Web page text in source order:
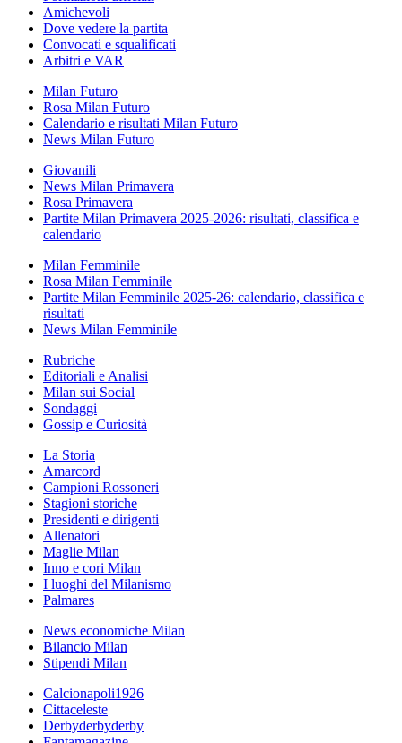
Amichevoli
Dove vedere la partita
Convocati e squalificati
Arbitri e VAR
Milan Futuro
Rosa Milan Futuro
Calendario e risultati Milan Futuro
News Milan Futuro
Giovanili
News Milan Primavera
Rosa Primavera
Partite Milan Primavera 2025-2026: risultati, classifica e
calendario
Milan Femminile
Rosa Milan Femminile
Partite Milan Femminile 2025-26: calendario, classifica e
risultati
News Milan Femminile
Rubriche
Editoriali e Analisi
Milan sui Social
Sondaggi
Gossip e Curiosità
La Storia
Amarcord
Campioni Rossoneri
Stagioni storiche
Presidenti e dirigenti
Allenatori
Maglie Milan
Inno e cori Milan
I luoghi del Milanismo
Palmares
News economiche Milan
Bilancio Milan
Stipendi Milan
Calcionapoli1926
Cittaceleste
Derbyderbyderby